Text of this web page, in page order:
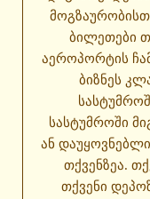
ბილეთები
აეროპორტის
ბიზნეს
სასტუმროში
ან
თქვენზეა.
თქვენი